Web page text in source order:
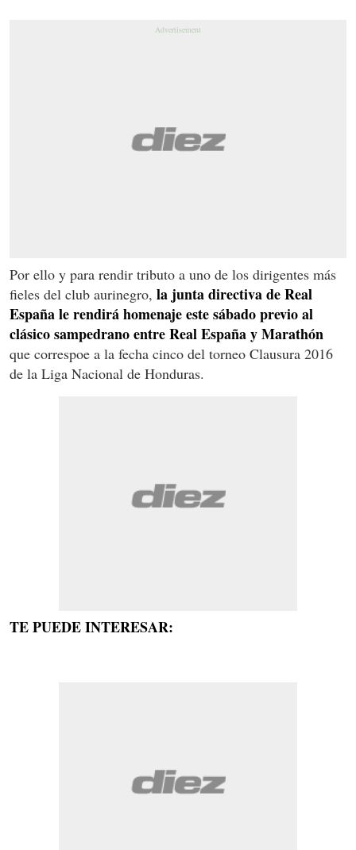
Por ello y para rendir tributo a uno de los dirigentes más
fieles del club aurinegro, la junta directiva de Real
España le rendirá homenaje este sábado previo al
clásico sampedrano entre Real España y Marathón
que correspoe a la fecha cinco del torneo Clausura 2016
de la Liga Nacional de Honduras.
TE PUEDE INTERESAR: